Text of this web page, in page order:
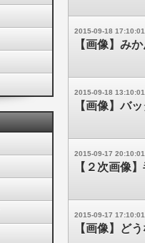
2015-09-18 17:10:01
【画像】み
2015-09-18 13:10:01
【画像】バ
2015-09-17 20:10:01
【２次画像
2015-09-17 17:10:01
【画像】ど